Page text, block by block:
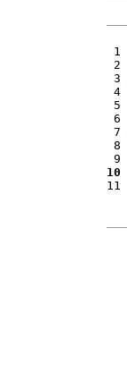
1
2
3
4
5
6
7
8
9
10
11